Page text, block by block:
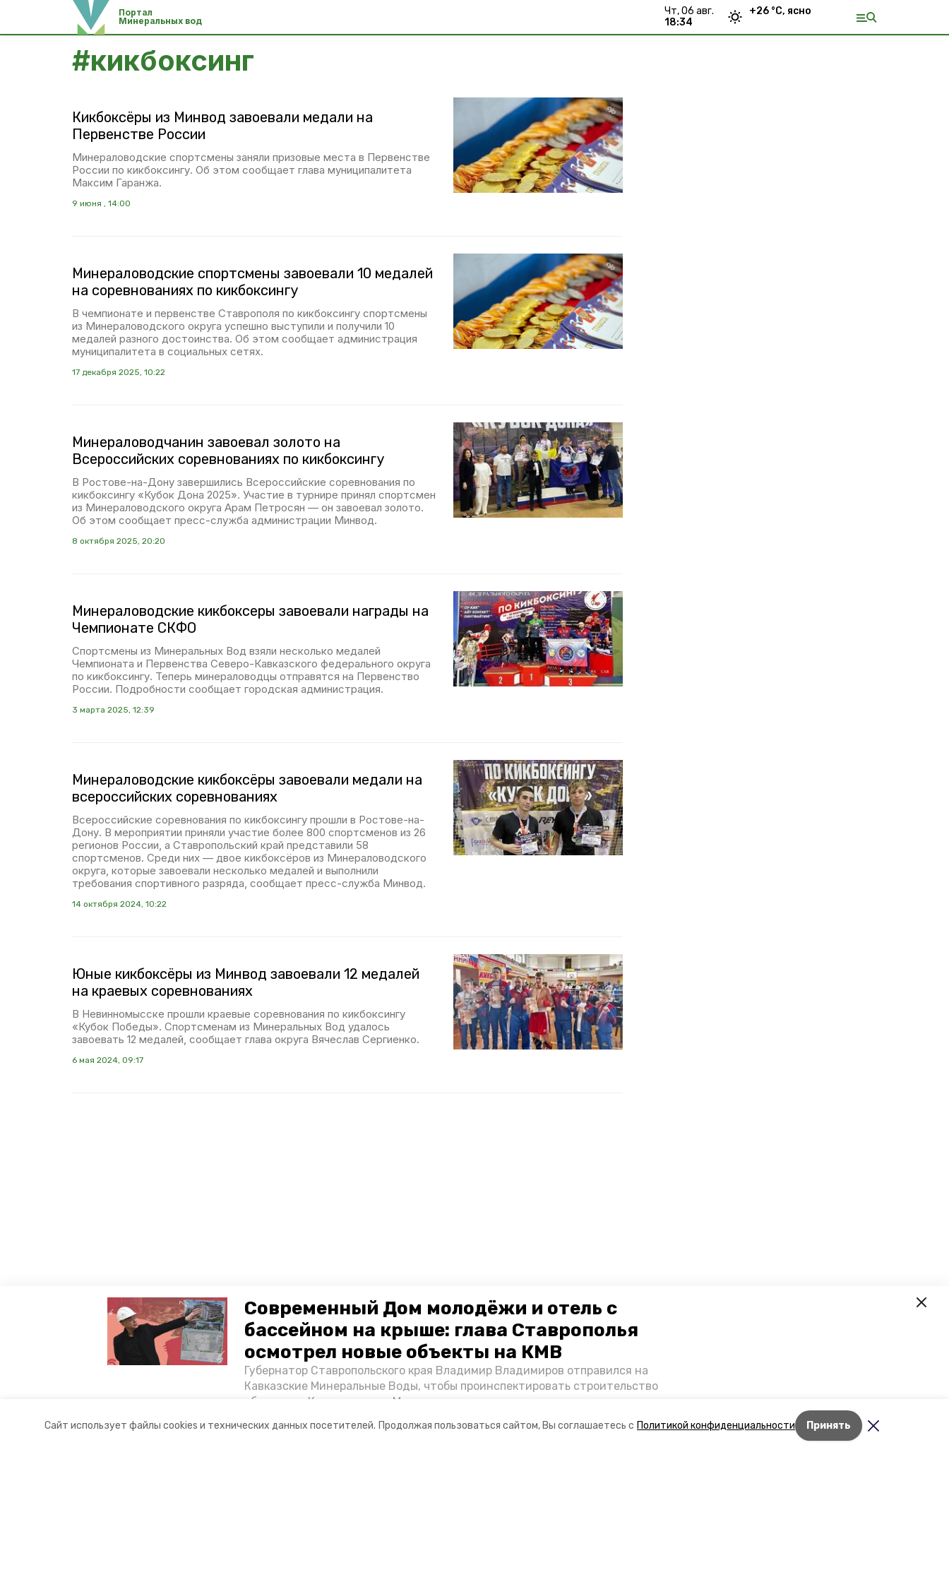
Сайт использует файлы cookies и технических данных посетителей. Продолжая пользоваться сайтом, Вы соглашаетесь с Политикой конфиденциальности Принять
Современный Дом молодёжи и отель с
бассейном на крыше: глава Ставрополья
осмотрел новые объекты на КМВ
Губернатор Ставропольского края Владимир Владимиров отправился на
Кавказские Минеральные Воды, чтобы проинспектировать строительство
объектов в Кисловодске и Минводах, а также выслушать предложения о
материале «Победы26».
Портал
Минеральных вод
чт, 06 авг.
18:34
+26 °С, ясно
#кикбоксинг
Кикбоксёры из Минвод завоевали медали на
Первенстве России
Минераловодские спортсмены заняли призовые места в Первенстве
России по кикбоксингу. Об этом сообщает глава муниципалитета
Максим Гаранжа.
9 июня , 14:00
Минераловодские спортсмены завоевали 10 медалей
на соревнованиях по кикбоксингу
В чемпионате и первенстве Ставрополя по кикбоксингу спортсмены
из Минераловодского округа успешно выступили и получили 10
медалей разного достоинства. Об этом сообщает администрация
муниципалитета в социальных сетях.
17 декабря 2025, 10:22
Минераловодчанин завоевал золото на
Всероссийских соревнованиях по кикбоксингу
В Ростове-на-Дону завершились Всероссийские соревнования по
кикбоксингу «Кубок Дона 2025». Участие в турнире принял спортсмен
из Минераловодского округа Арам Петросян — он завоевал золото.
Об этом сообщает пресс-служба администрации Минвод.
8 октября 2025, 20:20
Минераловодские кикбоксеры завоевали награды на
Чемпионате СКФО
Спортсмены из Минеральных Вод взяли несколько медалей
Чемпионата и Первенства Северо-Кавказского федерального округа
по кикбоксингу. Теперь минераловодцы отправятся на Первенство
России. Подробности сообщает городская администрация.
3 марта 2025, 12:39
Минераловодские кикбоксёры завоевали медали на
всероссийских соревнованиях
Всероссийские соревнования по кикбоксингу прошли в Ростове-на-
Дону. В мероприятии приняли участие более 800 спортсменов из 26
регионов России, а Ставропольский край представили 58
спортсменов. Среди них — двое кикбоксёров из Минераловодского
округа, которые завоевали несколько медалей и выполнили
требования спортивного разряда, сообщает пресс-служба Минвод.
14 октября 2024, 10:22
Юные кикбоксёры из Минвод завоевали 12 медалей
на краевых соревнованиях
В Невинномысске прошли краевые соревнования по кикбоксингу
«Кубок Победы». Спортсменам из Минеральных Вод удалось
завоевать 12 медалей, сообщает глава округа Вячеслав Сергиенко.
6 мая 2024, 09:17